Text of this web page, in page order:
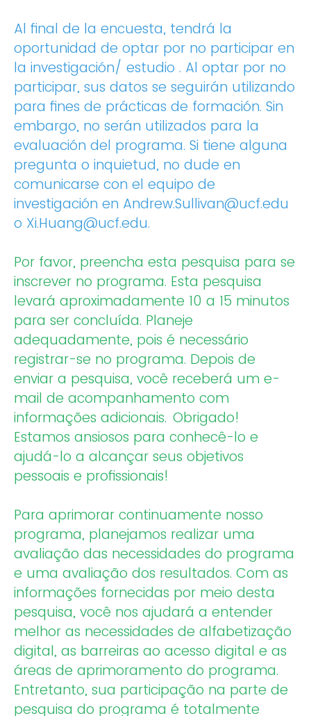
Al final de la encuesta, tendrá la
oportunidad de optar por no participar en
la investigación/ estudio . Al optar por no
participar, sus datos se seguirán utilizando
para fines de prácticas de formación. Sin
embargo, no serán utilizados para la
evaluación del programa. Si tiene alguna
pregunta o inquietud, no dude en
comunicarse con el equipo de
investigación en Andrew.Sullivan@ucf.edu
o Xi.Huang@ucf.edu.
Por favor, preencha esta pesquisa para se
inscrever no programa. Esta pesquisa
levará aproximadamente 10 a 15 minutos
para ser concluída. Planeje
adequadamente, pois é necessário
registrar-se no programa. Depois de
enviar a pesquisa, você receberá um e-
mail de acompanhamento com
informações adicionais. Obrigado!
Estamos ansiosos para conhecê-lo e
ajudá-lo a alcançar seus objetivos
pessoais e profissionais!
Para aprimorar continuamente nosso
programa, planejamos realizar uma
avaliação das necessidades do programa
e uma avaliação dos resultados. Com as
informações fornecidas por meio desta
pesquisa, você nos ajudará a entender
melhor as necessidades de alfabetização
digital, as barreiras ao acesso digital e as
áreas de aprimoramento do programa.
Entretanto, sua participação na parte de
pesquisa do programa é totalmente